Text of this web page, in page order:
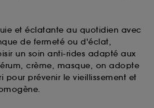
et éclatante au quotidien avec
de fermeté ou d'éclat,
un soin anti-rides adapté aux
crème, masque, on adopte
pour prévenir le vieillissement et